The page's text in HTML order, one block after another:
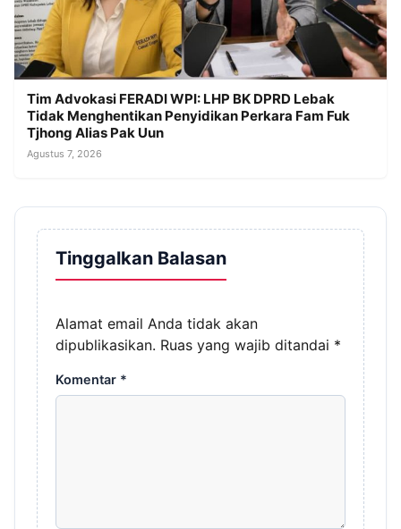
Tim Advokasi FERADI WPI: LHP BK DPRD Lebak
Tidak Menghentikan Penyidikan Perkara Fam Fuk
Tjhong Alias Pak Uun
Agustus 7, 2026
Tinggalkan Balasan
Alamat email Anda tidak akan
dipublikasikan. Ruas yang wajib ditandai *
Komentar *